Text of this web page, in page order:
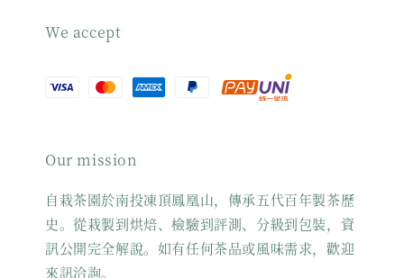
We accept
Our mission
自栽茶園於南投凍頂鳳凰山，傳承五代百年製茶歷
史。從栽製到烘焙、檢驗到評測、分級到包裝，資
訊公開完全解說。如有任何茶品或風味需求，歡迎
來訊洽詢。